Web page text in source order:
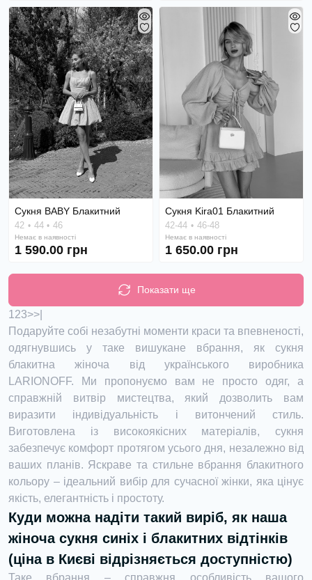
Сукня BABY Блакитний
42 44 46
Немає в наявності
1 590.00 грн
Сукня Kira01 Блакитний
42-44 46-48
Немає в наявності
1 650.00 грн
Показати ще
1 23>>|
Подаруйте собі незабутні моменти краси та впевненості,
одягнувшись у таке вишукане вбрання, як сукня
блакитна жіноча від українського виробника
LARIONOFF. Ми пропонуємо вам не просто одяг, а
справжній витвір мистецтва, який дозволить вам
виразити індивідуальність і витончений стиль.
Виготовлена із високоякісних матеріалів, сукня
забезпечує комфорт протягом усього дня, незалежно від
ваших планів. Яскраве та стильне вбрання блакитного
кольору – ідеальний вибір для сучасної жінки, яка цінує
якість, елегантність і простоту.
Куди можна надіти такий виріб, як наша
жіноча сукня синіх і блакитних відтінків
(ціна в Києві відрізняється доступністю)
Таке вбрання – справжня особливість вашого